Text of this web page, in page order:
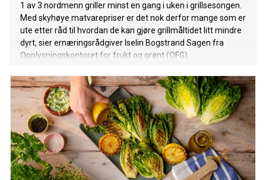
1 av 3 nordmenn griller minst en gang i uken i grillsesongen.
Med skyhøye matvarepriser er det nok derfor mange som er
ute etter råd til hvordan de kan gjøre grillmåltidet litt mindre
dyrt, sier ernæringsrådgiver Iselin Bogstrand Sagen fra
Opplysningskontoret for frukt og grønt (OFG).